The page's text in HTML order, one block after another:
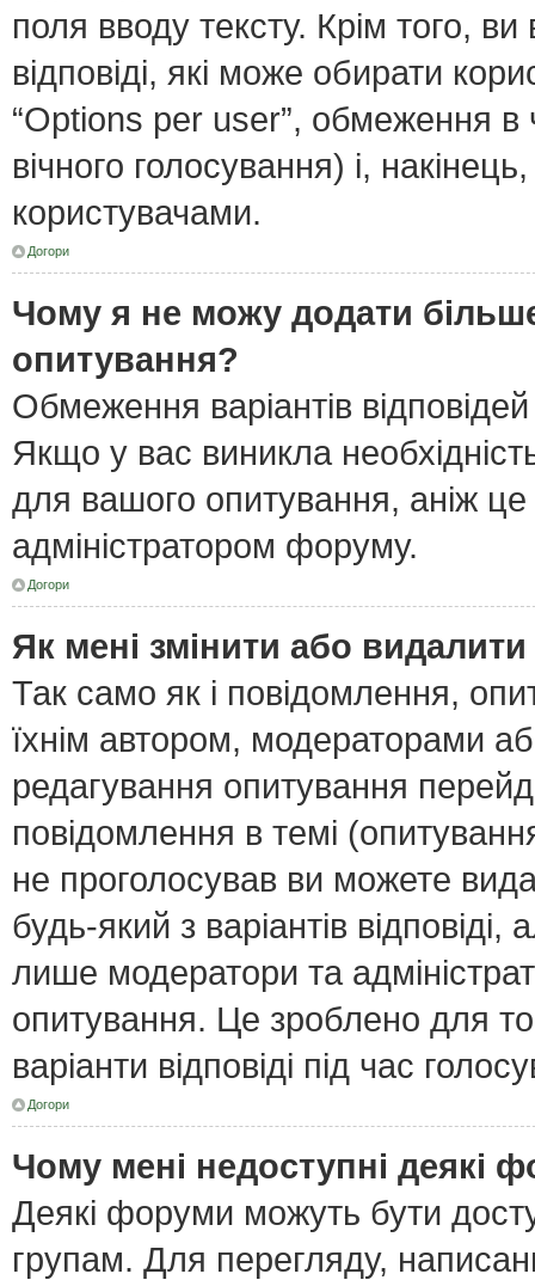
поля вводу тексту. Крім того, ви
відповіді, які може обирати
“Options per user”, обмеження в
вічного голосування) і,
користувачами.
Догори
Чому я не можу додати
опитування?
Обмеження варіантів
Якщо у вас виникла
для вашого опитування, аніж
адміністратором форуму.
Догори
Як мені змінити або
Так само як і повідомлення,
їхнім автором, модераторами
редагування опитування
повідомлення в темі
не проголосував ви можете
будь-який з варіантів
лише модератори та
опитування. Це зроблено для
варіанти відповіді під час
Догори
Чому мені недоступні деякі
Деякі форуми можуть бути
групам. Для перегляду,